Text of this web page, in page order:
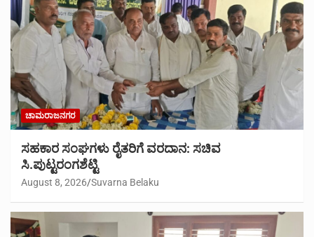
ಚಾಮರಾಜನಗರ
ಸಹಕಾರ ಸಂಘಗಳು ರೈತರಿಗೆ ವರದಾನ: ಸಚಿವ
ಸಿ.ಪುಟ್ಟರಂಗಶೆಟ್ಟಿ
August 8, 2026 Suvarna Belaku